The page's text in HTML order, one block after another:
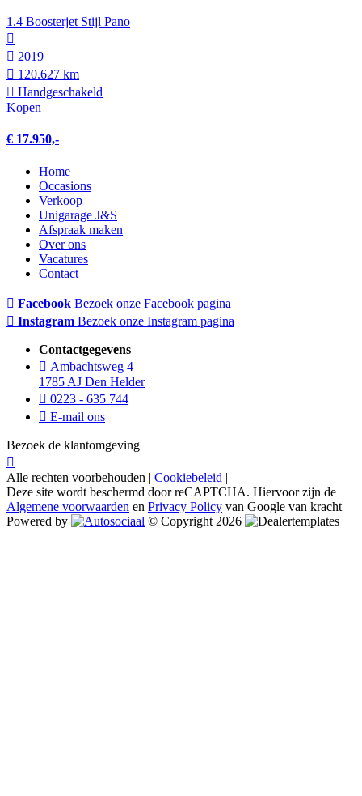
1.4 Boosterjet Stijl Pano
2019
120.627 km
Hand­geschakeld
Kopen
€ 17.950,-
Home
Occasions
Verkoop
Unigarage J&S
Afspraak maken
Over ons
Vacatures
Contact
Facebook Bezoek onze Facebook pagina
Instagram Bezoek onze Instagram pagina
Contactgegevens
Ambachtsweg 4
1785 AJ Den Helder
0223 - 635 744
E-mail ons
Bezoek de klantomgeving
Alle rechten voorbehouden | Cookiebeleid |
Deze site wordt beschermd door reCAPTCHA. Hiervoor zijn de
Algemene voorwaarden en Privacy Policy van Google van kracht
Powered by
© Copyright 2026